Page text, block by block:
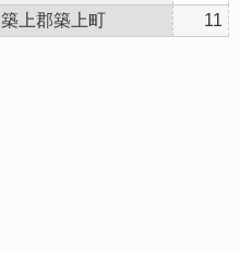
築上郡築上町 11